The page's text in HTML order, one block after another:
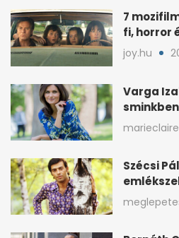
7
fi, horror
érdemes
joy.hu
Varga
előtt
Szécsi
énekes